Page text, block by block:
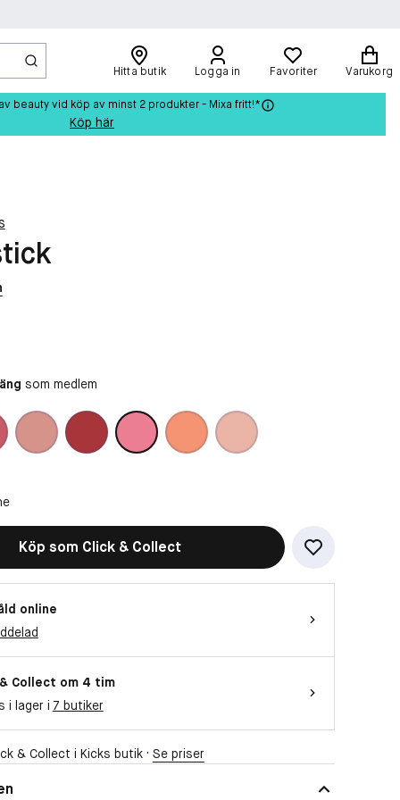
Hitta butik Logga in Favoriter Varukorg
beauty vid köp av minst 2 produkter - Mixa fritt!*
Köp här
som medlem
Köp som Click & Collect
online
Collect om 4 tim
i lager i 7 butiker
& Collect i Kicks butik · Se priser